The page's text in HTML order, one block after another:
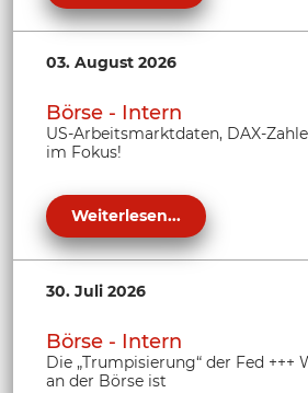
03. August 2026
Börse - Intern
US-Arbeitsmarktdaten, DAX-
im Fokus!
Weiterlesen...
30. Juli 2026
Börse - Intern
Die „Trumpisierung“ der Fed +++
an der Börse ist